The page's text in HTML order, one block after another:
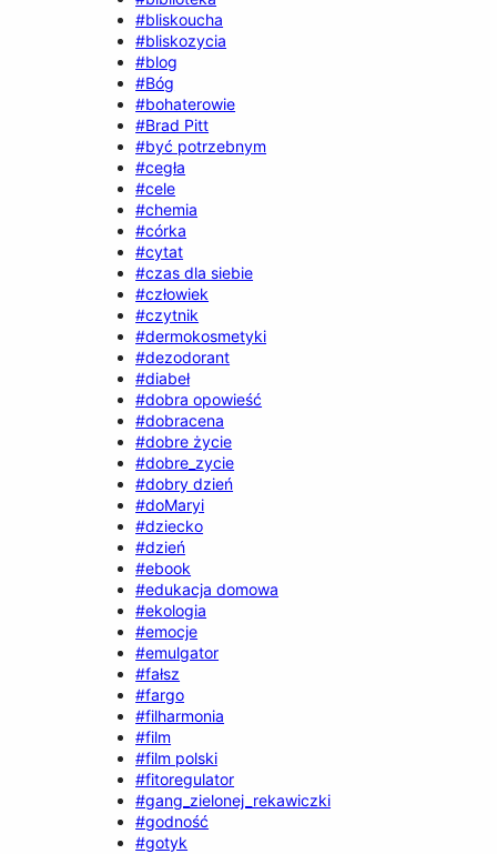
#bliskoucha
#bliskozycia
#blog
#Bóg
#bohaterowie
#Brad Pitt
#być potrzebnym
#cegła
#cele
#chemia
#córka
#cytat
#czas dla siebie
#człowiek
#czytnik
#dermokosmetyki
#dezodorant
#diabeł
#dobra opowieść
#dobracena
#dobre życie
#dobre_zycie
#dobry dzień
#doMaryi
#dziecko
#dzień
#ebook
#edukacja domowa
#ekologia
#emocje
#emulgator
#fałsz
#fargo
#filharmonia
#film
#film polski
#fitoregulator
#gang_zielonej_rekawiczki
#godność
#gotyk